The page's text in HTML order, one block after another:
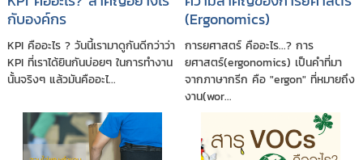
กับองค์กร
KPI คืออะไร ? วันนี้เรามาดูกันดีกว่าว่า
KPI ที่เราได้ยินกันบ่อยๆ ในการทำงาน
นั้นจริงๆ แล้วมันคืออะไ...
(Ergonomics)
การยศาสตร์ คืออะไร...? การ
ยศาสตร์(ergonomics) เป็นคำที่มา
จากภาษากรีก คือ "ergon" ที่หมายถึง
งาน(wor...